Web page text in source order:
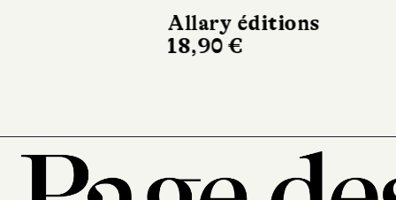
Allary éditions
18,90 €